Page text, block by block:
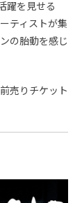
躍を見せる
ティストが集
の胎動を感じ
売りチケット